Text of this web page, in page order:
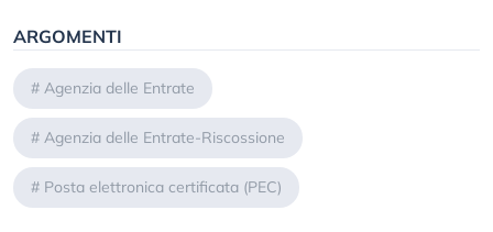
ARGOMENTI
# Agenzia delle Entrate
# Agenzia delle Entrate-Riscossione
# Posta elettronica certificata (PEC)